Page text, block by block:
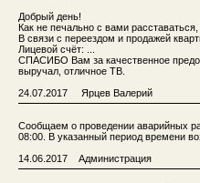
Добрый день!
Как не печально с вами расставаться,
В связи с переездом и продажей
Лицевой счёт: ...
СПАСИБО Вам за качественное
выручал, отличное ТВ.
24.07.2017 Ярцев Валерий
Сообщаем о проведении аварийных
08:00. В указанный период времени
14.06.2017 Администрация